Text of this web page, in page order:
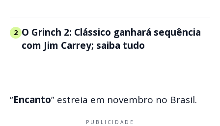
2 O Grinch 2: Clássico ganhará sequência
com Jim Carrey; saiba tudo
“Encanto” estreia em novembro no Brasil.
PUBLICIDADE